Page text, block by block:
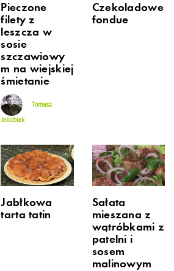
Pieczone
filety z
leszcza w
sosie
szczawiowy
m na wiejskiej
śmietanie
Tomasz
Jakubiak
Czekoladowe
fondue
Jabłkowa
tarta tatin
Sałata
mieszana z
wątróbkami z
patelni i
sosem
malinowym